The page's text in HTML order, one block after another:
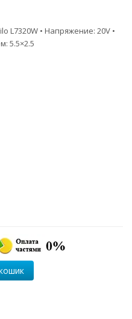
L7320W • Напряжение: 20V •
5.5×2.5